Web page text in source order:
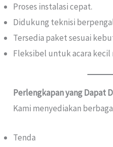
Proses instalasi cepat.
Didukung teknisi
Tersedia paket sesuai
Fleksibel untuk acara kecil
Perlengkapan yang Dapat
Kami menyediakan
Tenda